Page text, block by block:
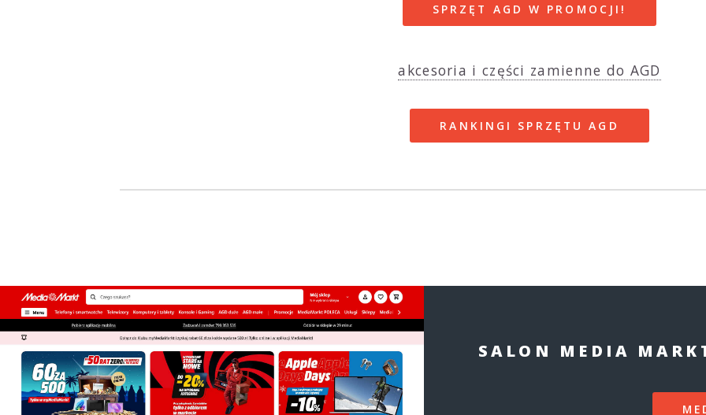
SPRZĘT AGD W PROMOCJI!
akcesoria i części zamienne do AGD
RANKINGI SPRZĘTU AGD
SALON MEDIA